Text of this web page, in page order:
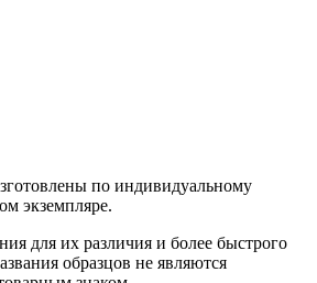
по индивидуальному
экземпляре.
для их различия и более быстрого
образцов не являются